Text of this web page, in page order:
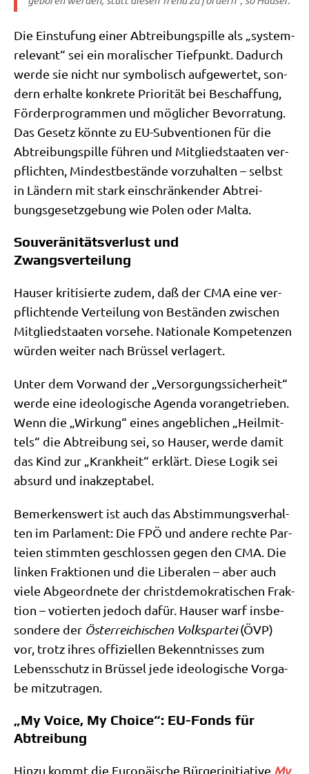
Die Ein­stu­fung einer Abtrei­bungs­pil­le als „system­
re­le­vant“ sei ein mora­li­scher Tief­punkt. Dadurch
wer­de sie nicht nur sym­bo­lisch auf­ge­wer­tet, son­
dern erhal­te kon­kre­te Prio­ri­tät bei Beschaf­fung,
För­der­pro­gram­men und mög­li­cher Bevor­ra­tung.
Das Gesetz könn­te zu EU-Sub­ven­tio­nen für die
Abtrei­bungs­pil­le füh­ren und Mit­glied­staa­ten ver­
pflich­ten, Min­dest­be­stän­de vor­zu­hal­ten – selbst
in Län­dern mit stark ein­schrän­ken­der Abtrei­
bungs­ge­setz­ge­bung wie Polen oder Malta.
Souveränitätsverlust und
Zwangsverteilung
Hau­ser kri­ti­sier­te zudem, daß der CMA eine ver­
pflich­ten­de Ver­tei­lung von Bestän­den zwi­schen
Mit­glied­staa­ten vor­se­he. Natio­na­le Kom­pe­ten­zen
wür­den wei­ter nach Brüs­sel verlagert.
Unter dem Vor­wand der „Ver­sor­gungs­si­cher­heit“
wer­de eine ideo­lo­gi­sche Agen­da vor­an­ge­trie­ben.
Wenn die „Wir­kung“ eines angeb­li­chen „Heil­mit­
tels“ die Abtrei­bung sei, so Hau­ser, wer­de damit
das Kind zur „Krank­heit“ erklärt. Die­se Logik sei
absurd und inakzeptabel.
Bemer­kens­wert ist auch das Abstim­mungs­ver­hal­
ten im Par­la­ment: Die FPÖ und ande­re rech­te Par­
tei­en stimm­ten geschlos­sen gegen den CMA. Die
lin­ken Frak­tio­nen und die Libe­ra­len – aber auch
vie­le Abge­ord­ne­te der christ­de­mo­kra­ti­schen Frak­
ti­on – votier­ten jedoch dafür. Hau­ser warf ins­be­
son­de­re der Öster­rei­chi­schen Volks­par­tei(ÖVP)
vor, trotz ihres offi­zi­el­len Bekennt­nis­ses zum
Lebens­schutz in Brüs­sel jede ideo­lo­gi­sche Vor­ga­
be mitzutragen.
„My Voice, My Choice“: EU-Fonds für
Abtreibung
Hin­zu kommt die Euro­päi­sche Bür­ger­initia­ti­ve My